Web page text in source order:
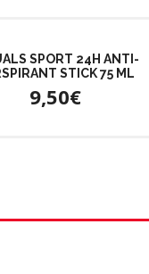
SPORT 24H ANTI-
STICK 75 ML
9,50€